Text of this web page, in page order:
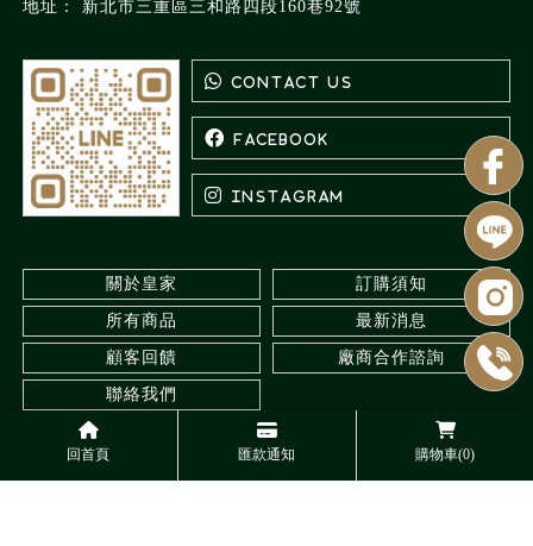
回首頁 匯款通知 購物車(0)
新北市三重區三和路四段160巷92號
關於皇家 訂購須知
所有商品 最新消息
顧客回饋 廠商合作諮詢
聯絡我們
水族館 台北水族館 三重水族館 台北觀賞蝦專賣